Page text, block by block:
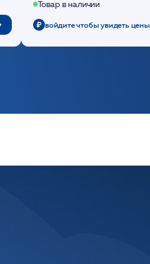
Товар в наличии
войдите чтобы увидеть цены